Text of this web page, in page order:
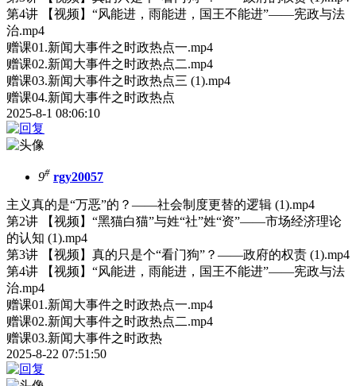
第4讲 【视频】“风能进，雨能进，国王不能进”——宪政与法
治.mp4
赠课01.新闻大事件之时政热点一.mp4
赠课02.新闻大事件之时政热点二.mp4
赠课03.新闻大事件之时政热点三 (1).mp4
赠课04.新闻大事件之时政热点
2025-8-1 08:06:10
9# rgy20057
主义真的是“万恶”的？——社会制度更替的逻辑 (1).mp4
第2讲 【视频】“黑猫白猫”与姓“社”姓“资”——市场经济理论
的认知 (1).mp4
第3讲 【视频】真的只是个“看门狗”？——政府的权责 (1).mp4
第4讲 【视频】“风能进，雨能进，国王不能进”——宪政与法
治.mp4
赠课01.新闻大事件之时政热点一.mp4
赠课02.新闻大事件之时政热点二.mp4
赠课03.新闻大事件之时政热
2025-8-22 07:51:50